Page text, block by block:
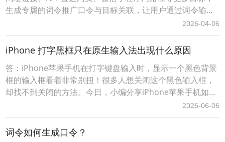
生成专属的词令推广口令与目标关联，让用户通过词令输入
口令直接打开目标。在词令口令有效期推广者可任意修改打
开的直达目标。推广者/商家/组织/企业如何生成词令推广口
令？第一步：注册申请自定义词令推广口令打开词令口令注
册申请官网：https://k.cilin
2026-04-06
iPhone 打字黑框只在原生输入法出现什么原因
答：iPhone苹果手机在打字键盘输入时，显示一个黑色背景
框的输入框看着非常别扭！很多人想关闭这个黑色输入框，
却找不到关闭的方法。今日，小编分享iPhone苹果手机如何
关闭浮动键盘输入黑色背景输入框。iPhone苹果手机打字键
盘输入时变动黑色背景的输入框怎么关闭？1、在iPhone苹
果手机上打开【设置】，并找到【辅助功能】；2、在【辅助
2026-06-06
词令如何生成口令？